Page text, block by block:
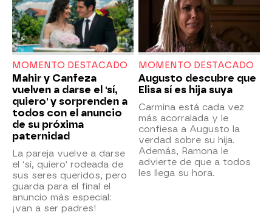
MOMENTO DESTACADO
Mahir y Canfeza
vuelven a darse el 'sí,
quiero' y sorprenden a
todos con el anuncio
de su próxima
paternidad
La pareja vuelve a darse
el 'sí, quiero' rodeada de
sus seres queridos, pero
guarda para el final el
anuncio más especial:
¡van a ser padres!
MOMENTO DESTACADO
Augusto descubre que
Elisa sí es hija suya
Carmina está cada vez
más acorralada y le
confiesa a Augusto la
verdad sobre su hija.
Además, Ramona le
advierte de que a todos
les llega su hora.